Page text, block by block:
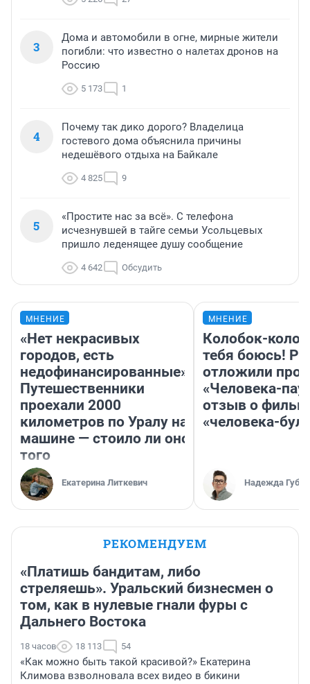
3
Дома и автомобили в огне, мирные жители
погибли: что известно о налетах дронов на
Россию
5 173 1
4
Почему так дико дорого? Владелица
гостевого дома объяснила причины
недешёвого отдыха на Байкале
4 825 9
5
«Простите нас за всё». С телефона
исчезнувшей в тайге семьи Усольцевых
пришло леденящее душу сообщение
4 642 Обсудить
МНЕНИЕ
«Нет некрасивых
городов, есть
недофинансированные».
Путешественники
проехали 2000
километров по Уралу на
машине — стоило ли оно
того
Екатерина Литкевич
МНЕНИЕ
Колобок-
тебя боюсь!
отложили
«Человека-
отзыв о
«человека-
Надежда
РЕКОМЕНДУЕМ
«Платишь бандитам, либо
стреляешь». Уральский бизнесмен о
том, как в нулевые гнали фуры с
Дальнего Востока
18 часов 18 113 54
«Как можно быть такой красивой?» Екатерина
Климова взволновала всех видео в бикини